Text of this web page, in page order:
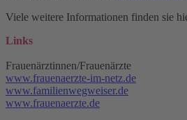
Viele weitere Informationen finden sie
Links
Frauenärztinnen/Frauenärzte
www.frauenaerzte-im-netz.de
www.familienwegweiser.de
www.frauenaerzte.de